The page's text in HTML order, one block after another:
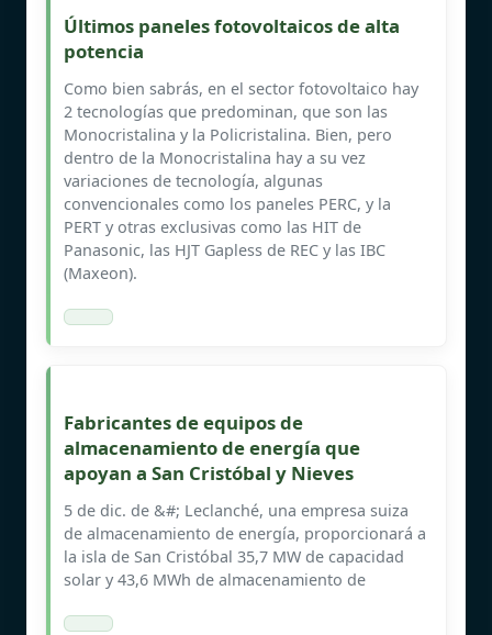
Últimos paneles fotovoltaicos de alta
potencia
Como bien sabrás, en el sector fotovoltaico hay
2 tecnologías que predominan, que son las
Monocristalina y la Policristalina. Bien, pero
dentro de la Monocristalina hay a su vez
variaciones de tecnología, algunas
convencionales como los paneles PERC, y la
PERT y otras exclusivas como las HIT de
Panasonic, las HJT Gapless de REC y las IBC
(Maxeon).
Fabricantes de equipos de
almacenamiento de energía que
apoyan a San Cristóbal y Nieves
5 de dic. de &#; Leclanché, una empresa suiza
de almacenamiento de energía, proporcionará a
la isla de San Cristóbal 35,7 MW de capacidad
solar y 43,6 MWh de almacenamiento de